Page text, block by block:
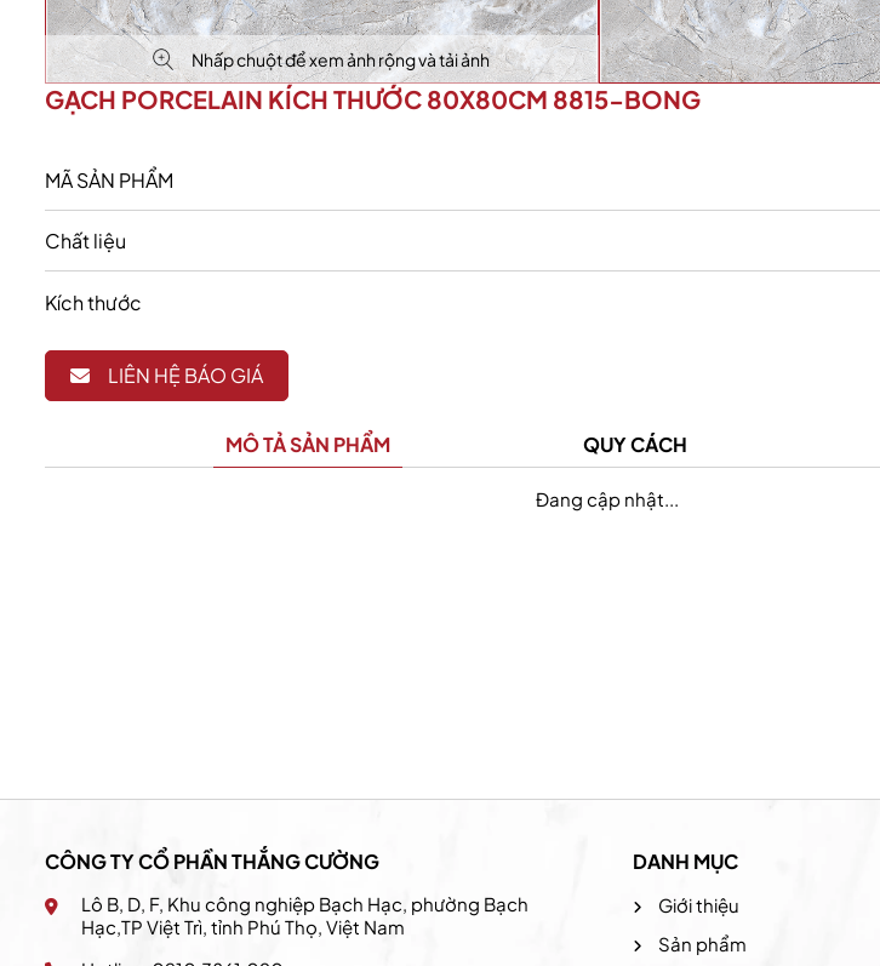
Nhấp chuột để xem ảnh rộng và tải ảnh
GẠCH PORCELAIN KÍCH THƯỚC 80X80CM 8815-BONG
MÃ SẢN PHẨM
Chất liệu
Kích thước
LIÊN HỆ BÁO GIÁ
MÔ TẢ SẢN PHẨM QUY CÁCH
Đang cập nhật...
CÔNG TY CỔ PHẦN THẮNG CƯỜNG
Lô B, D, F, Khu công nghiệp Bạch Hạc, phường Bạch
Hạc,TP Việt Trì, tỉnh Phú Thọ, Việt Nam
DANH MỤC
Giới thiệu
Sản phẩm